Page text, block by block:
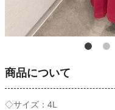
商品について
◇サイズ：4L